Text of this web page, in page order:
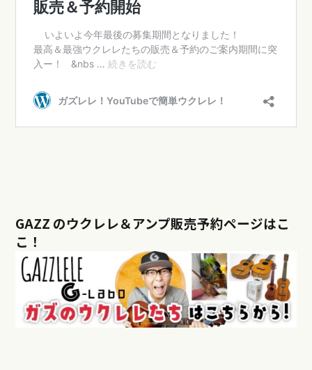
GAZZ のウクレレ＆アンプ販売予約ページはこ
こ！